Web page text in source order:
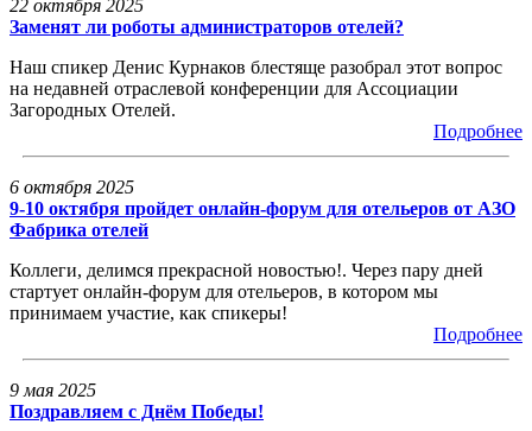
22 октября 2025
Заменят ли роботы администраторов отелей?
Наш спикер Денис Курнаков блестяще разобрал этот вопрос
на недавней отраслевой конференции для Ассоциации
Загородных Отелей.
Подробнее
6 октября 2025
9-10 октября пройдет онлайн-форум для отельеров от АЗО
Фабрика отелей
Коллеги, делимся прекрасной новостью!. Через пару дней
стартует онлайн-форум для отельеров, в котором мы
принимаем участие, как спикеры!
Подробнее
9 мая 2025
Поздравляем с Днём Победы!